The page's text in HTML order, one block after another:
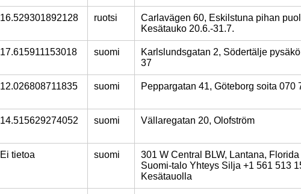
16.529301892128 ruotsi
Carlavägen 60, Eskilstuna pihan
Kesätauko 20.6.-31.7.
17.615911153018 suomi
Karlslundsgatan 2, Södertälje
37
12.026808711835 suomi Peppargatan 41, Göteborg soita 070
14.515629274052 suomi Vällaregatan 20, Olofström
Ei tietoa suomi
301 W Central BLW, Lantana,
Suomi-talo Yhteys Silja +1 561 513
Kesätauolla